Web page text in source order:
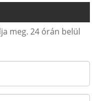
meg. 24 órán belül